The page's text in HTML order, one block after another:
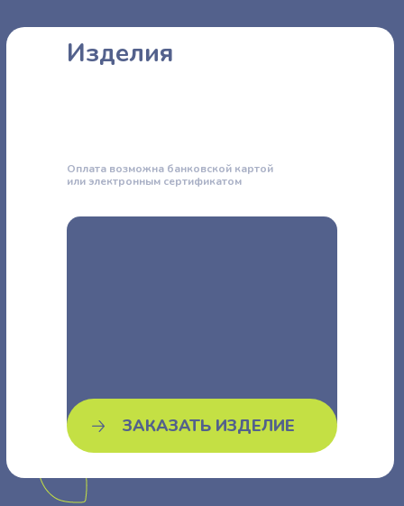
Изделия
ЗАКАЗАТЬ ИЗДЕЛИЕ
Оплата возможна банковской картой
или электронным сертификатом